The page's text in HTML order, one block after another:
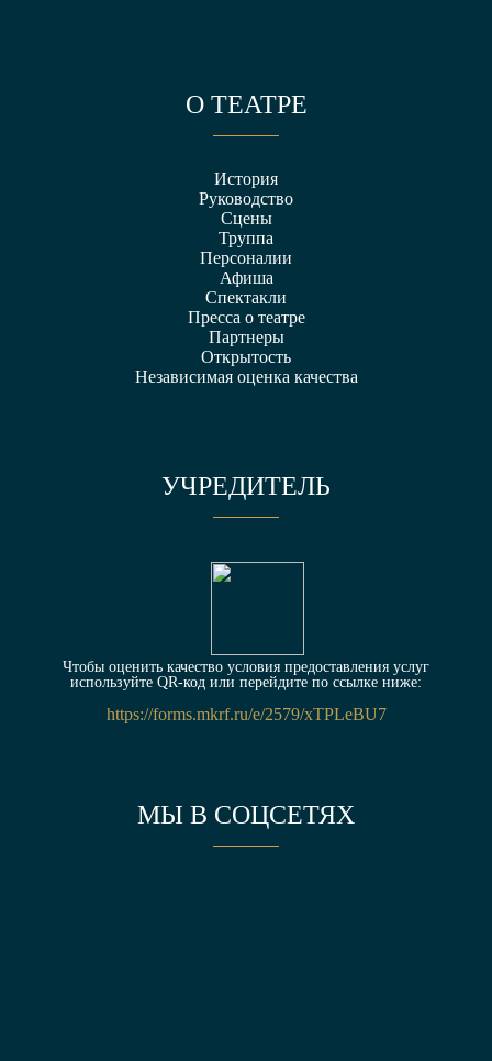
О ТЕАТРЕ
История
Руководство
Сцены
Труппа
Персоналии
Афиша
Спектакли
Пресса о театре
Партнеры
Открытость
Независимая оценка качества
УЧРЕДИТЕЛЬ
Чтобы оценить качество условия предоставления услуг
используйте QR-код или перейдите по ссылке ниже:
https://forms.mkrf.ru/e/2579/xTPLeBU7
МЫ В СОЦСЕТЯХ